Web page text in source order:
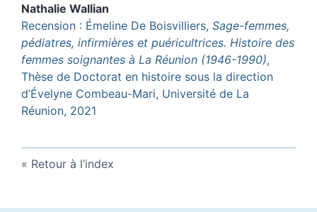
Nathalie Wallian
Recension : Émeline De Boisvilliers, Sage-femmes,
pédiatres, infirmières et puéricultrices. Histoire des
femmes soignantes à La Réunion (1946-1990),
Thèse de Doctorat en histoire sous la direction
d’Évelyne Combeau-Mari, Université de La
Réunion, 2021
Retour à l’index